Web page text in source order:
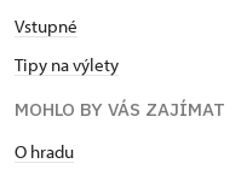
Vstupné
Tipy na výlety
MOHLO BY VÁS ZAJÍMAT
O hradu